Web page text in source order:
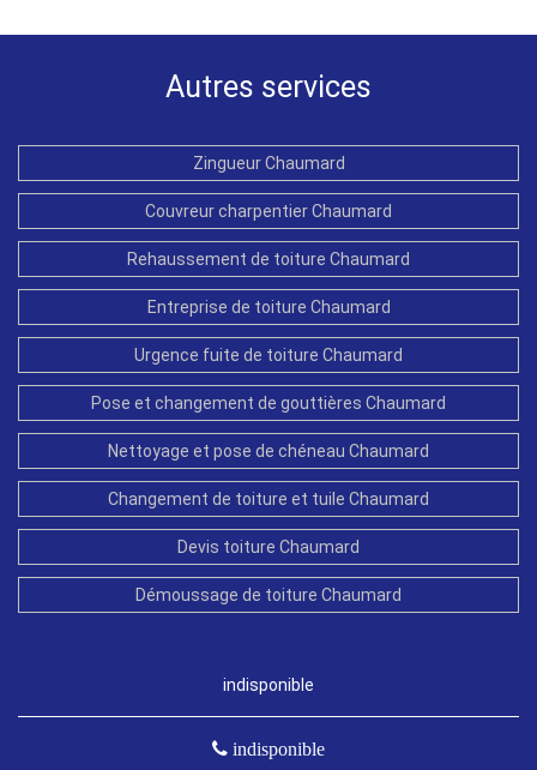
Autres services
Zingueur Chaumard
Couvreur charpentier Chaumard
Rehaussement de toiture Chaumard
Entreprise de toiture Chaumard
Urgence fuite de toiture Chaumard
Pose et changement de gouttières Chaumard
Nettoyage et pose de chéneau Chaumard
Changement de toiture et tuile Chaumard
Devis toiture Chaumard
Démoussage de toiture Chaumard
indisponible
indisponible